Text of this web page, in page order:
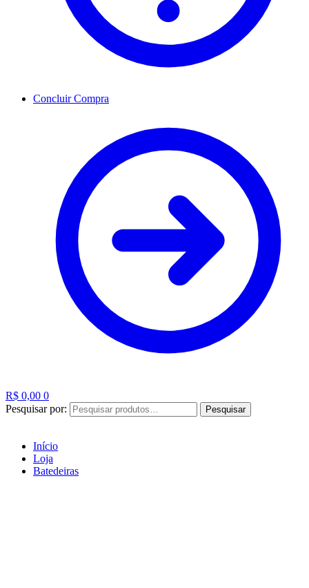
Concluir Compra
R$ 0,00 0
Pesquisar por:
Pesquisar
Início
Loja
Batedeiras